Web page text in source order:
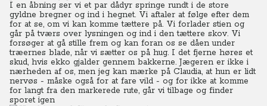
I en åbning ser vi et par dådyr springe rundt i de store
gyldne bregner og ind i hegnet. Vi aftaler at følge efter dem
for at se, om vi kan komme tættere på. Vi forlader stien og
går på tværs over lysningen og ind i den tættere skov. Vi
forsøger at gå stille frem og kan foran os se dåen under
træernes blade, når vi sætter os på hug. I det fjerne høres et
skud, hvis ekko gjalder gennem bakkerne. Jægeren er ikke i
nærheden af os, men jeg kan mærke på Claudia, at hun er lidt
nervøs - måske også for at fare vild - og for ikke at komme
for langt fra den markerede rute, går vi tilbage og finder
sporet igen